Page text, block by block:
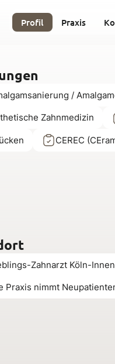
Profil Praxis
/
Zahnmedizin
CEREC
Zahnarzt Köln-
Praxis nimmt